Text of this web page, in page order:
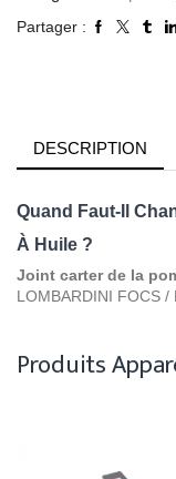
Partager :
DESCRIPTION
Quand Faut-Il
À Huile ?
Joint carter de la
LOMBARDINI FOCS /
Produits